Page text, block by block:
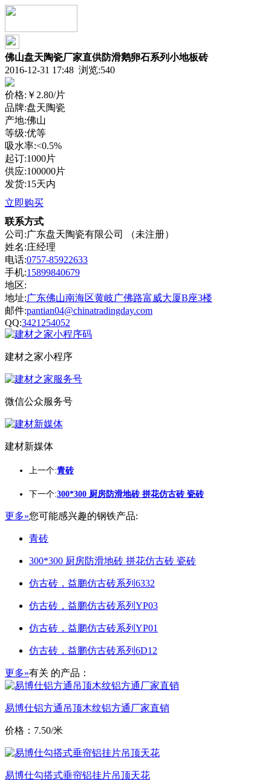
佛山盘天陶瓷厂家直供防滑鹅卵石系列小地板砖
2016-12-31 17:48 浏览:540
价格: ￥2.80/片
品牌:盘天陶瓷
产地:佛山
等级:优等
吸水率:<0.5%
起订:1000片
供应:100000片
发货:15天内
立即购买
联系方式
公司:广东盘天陶瓷有限公司 （未注册）
姓名:庄经理
电话:0757-85922633
手机:15899840679
地区:
地址:广东佛山南海区黄岐广佛路富威大厦B座3楼
邮件:pantian04@chinatradingday.com
QQ:3421254052
建材之家小程序
微信公众服务号
建材新媒体
上一个:青砖
下一个:300*300 厨房防滑地砖 拼花仿古砖 瓷砖
更多»您可能感兴趣的钢铁产品:
青砖
300*300 厨房防滑地砖 拼花仿古砖 瓷砖
仿古砖，益鹏仿古砖系列6332
仿古砖，益鹏仿古砖系列YP03
仿古砖，益鹏仿古砖系列YP01
仿古砖，益鹏仿古砖系列6D12
更多»有关 的产品：
易博仕铝方通吊顶木纹铝方通厂家直销
价格：7.50/米
易博仕勾搭式垂帘铝挂片吊顶天花